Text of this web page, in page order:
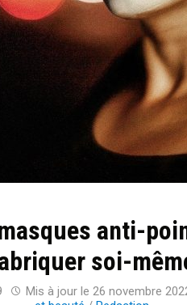
anti-
soi-
Mis à jour le 26 novembre